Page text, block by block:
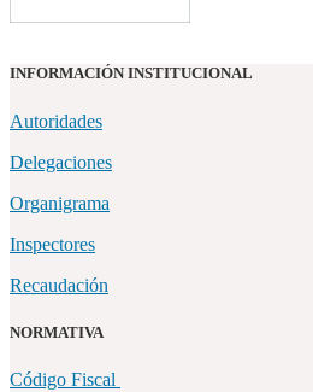
INFORMACIÓN INSTITUCIONAL
Autoridades
Delegaciones
Organigrama
Inspectores
Recaudación
NORMATIVA
Código Fiscal